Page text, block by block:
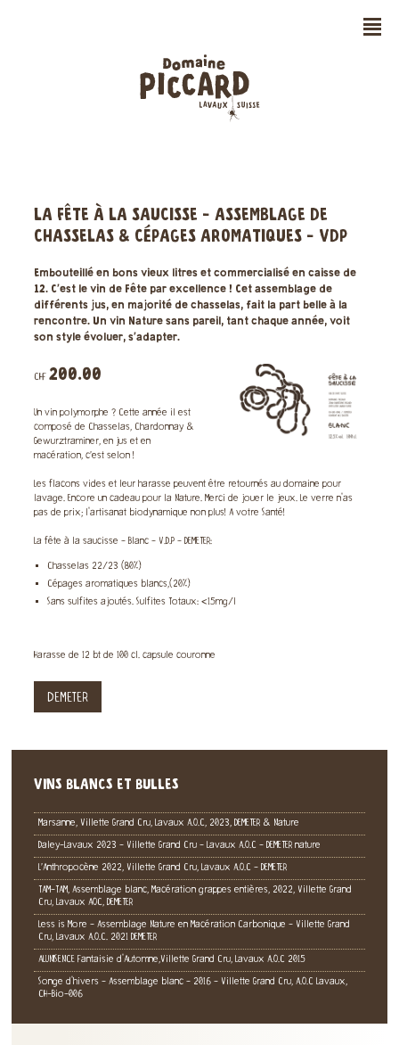
n
LA FÊTE À LA SAUCISSE - ASSEMBLAGE DE
CHASSELAS & CÉPAGES AROMATIQUES - VDP
Embouteillé en bons vieux litres et commercialisé en caisse de
12. C’est le vin de Fête par excellence ! Cet assemblage de
différents jus, en majorité de chasselas, fait la part belle à la
rencontre. Un vin Nature sans pareil, tant chaque année, voit
son style évoluer, s’adapter.
CHF200.00
Un vin polymorphe ? Cette année il est
composé de Chasselas, Chardonnay &
Gewurztraminer, en jus et en
macération, c’est selon !
Les flacons vides et leur harasse peuvent être retournés au domaine pour
lavage. Encore un cadeau pour la Nature. Merci de jouer le jeux. Le verre n'as
pas de prix; l'artisanat biodynamique non plus! A votre Santé!
La fête à la saucisse - Blanc - V.D.P - DEMETER:
Chasselas 22/23 (80%)
Cépages aromatiques blancs,(20%)
Sans sulfites ajoutés. Sulfites Totaux: <15mg/l
Harasse de 12 bt de 100 cl. capsule couronne
DEMETER
VINS BLANCS ET BULLES
Marsanne, Villette Grand Cru, Lavaux A.O.C, 2023, DEMETER & Nature
Daley-Lavaux 2023 - Villette Grand Cru - Lavaux A.O.C - DEMETER nature
L’Anthropocène 2022, Villette Grand Cru, Lavaux A.O.C - DEMETER
TAM-TAM, Assemblage blanc, Macération grappes entières, 2022, Villette Grand
Cru, Lavaux AOC, DEMETER
Less is More - Assemblage Nature en Macération Carbonique - Villette Grand
Cru, Lavaux A.O.C. 2021 DEMETER
ALUNISENCE Fantaisie d'Automne,Villette Grand Cru, Lavaux A.O.C 2015
Songe d'hivers - Assemblage blanc - 2016 - Villette Grand Cru, A.O.C Lavaux,
CH-Bio-006